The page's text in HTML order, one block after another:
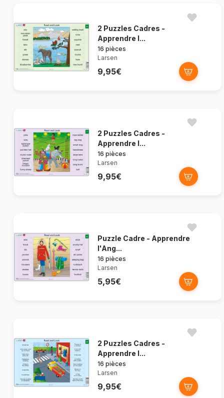
2 Puzzles Cadres -
Apprendre l...
16 pièces
Larsen
9,95€
2 Puzzles Cadres -
Apprendre l...
16 pièces
Larsen
9,95€
Puzzle Cadre - Apprendre
l'Ang...
16 pièces
Larsen
5,95€
2 Puzzles Cadres -
Apprendre l...
16 pièces
Larsen
9,95€